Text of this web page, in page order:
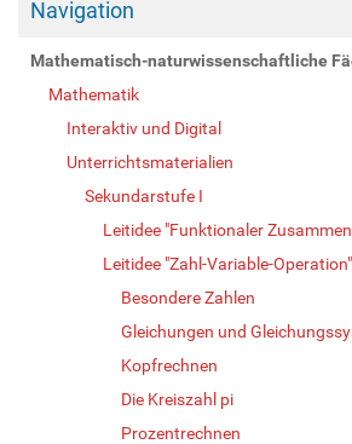
Navigation
Mathematisch-naturwissenschaftliche
Mathematik
Interaktiv und Digital
Unterrichtsmaterialien
Sekundarstufe I
Leitidee "Funktionaler
Leitidee "Zahl-Variable-Operation"
Besondere Zahlen
Gleichungen und
Kopfrechnen
Die Kreiszahl pi
Prozentrechnen